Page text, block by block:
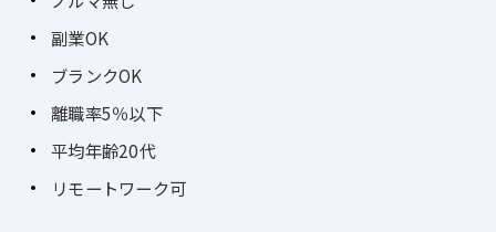
副業OK
ブランクOK
離職率5％以下
平均年齢20代
リモートワーク可